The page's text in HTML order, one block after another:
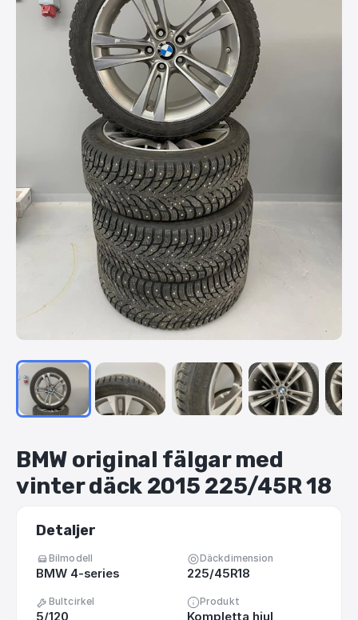
BMW original fälgar med
vinter däck 2015 225​/​45R18
Detaljer
Bilmodell
BMW 4-series
Däckdimension
225/45R18
Bultcirkel
5/120
Produkt
Kompletta hjul